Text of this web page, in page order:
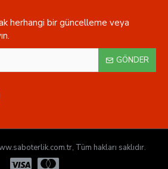
herhangi bir güncelleme veya
GÖNDER
Tüm hakları saklıdır.